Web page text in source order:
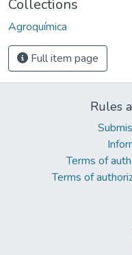
Collections
Agroquímica
Full item page
Rules
Terms of
Terms of